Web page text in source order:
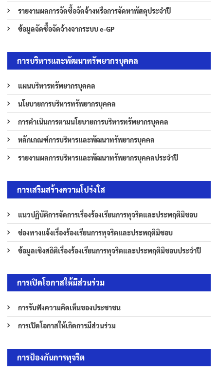
รายงานผลการจัดซื้อจัดจ้างหรือการจัดหาพัสดุประจำปี
ข้อมูลจัดซื้อจัดจ้างจากระบบ e-GP
การบริหารและพัฒนาทรัพยากรบุคคล
แผนบริหารทรัพยากรบุคคล
นโยบายการบริหารทรัพยากรบุคคล
การดำเนินการตามนโยบายการบริหารทรัพยากรบุคคล
หลักเกณฑ์การบริหารและพัฒนาทรัพยากรบุคคล
รายงานผลการบริหารและพัฒนาทรัพยากรบุคคลประจำปี
การเสริมสร้างความโปร่งใส
แนวปฏิบัติการจัดการเรื่องร้องเรียนการทุจริตและประพฤติมิชอบ
ช่องทางแจ้งเรื่องร้องเรียนการทุจริตและประพฤติมิชอบ
ข้อมูลเชิงสถิติเรื่องร้องเรียนการทุจริตและประพฤติมิชอบประจำปี
การเปิดโอกาสให้มีส่วนร่วม
การรับฟังความคิดเห็นของประชาชน
การเปิดโอกาสให้เกิดการมีส่วนร่วม
การป้องกันการทุจริต